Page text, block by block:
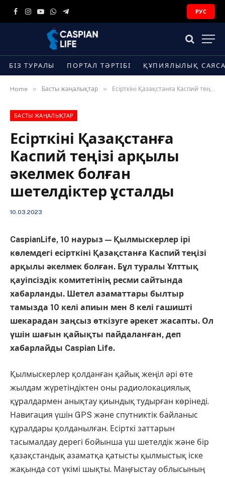
Facebook
Instagram
YouTube
WhatsApp
Telegram
РУС
БІЗ ТУРАЛЫ ПОРТАЛ ТӘРТІБІ ҚҰПИЯЛЫЛЫҚ
Home » Басты жаңалықтар » Есірткіні Қазақстанға Каспий теңізі арқылы әкелмек болған шетелдіктер ұсталды
БАСТЫ ЖАҢАЛЫҚТАР
Есірткіні Қазақстанға
Каспий теңізі арқылы
әкелмек болған
шетелдіктер ұсталды
10.03.2023
CaspianLife, 10 наурыз — Қылмыскерлер ірі
көлемдегі есірткіні Қазақстанға Каспий теңізі
арқылы әкелмек болған. Бұл туралы Ұлттық
қауіпсіздік комитетінің ресми сайтында
хабарланды. Шетел азаматтары былтыр
тамызда 10 келі апиын мен 8 келі гашишті
шекарадан заңсыз өткізуге әрекет жасапты. Ол
үшін шағын қайықты пайдаланған, деп
хабарлайды Caspian Life.
Қылмыскерлер қолданған қайық жеңіл әрі өте
жылдам жүретіндіктен оны радиолокациялық
құралдармен анықтау қиындық тудырған көрінеді.
Навигация үшін GPS және спутниктік байланыс
құралдары қолданылған. Есірткі заттарын
тасымалдау дерегі бойынша үш шетелдік және бір
қазақстандық азаматқа қатысты қылмыстық іске
жақында сот үкімі шықты. Маңғыстау облысының